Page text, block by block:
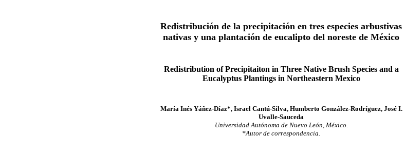
Redistribución de la precipitación en tres especies arbustivas
nativas y una plantación de eucalipto del noreste de México
Redistribution of Precipitaiton in Three Native Brush Species and a
Eucalyptus Plantings in Northeastern Mexico
María Inés Yáñez-Díaz*, Israel Cantú-Silva, Humberto González-Rodríguez, José I.
Uvalle-Sauceda
Universidad Autónoma de Nuevo León, México.
*Autor de correspondencia.